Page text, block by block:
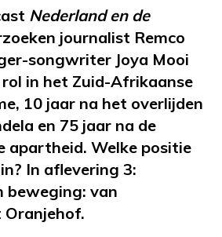
Nederland en de
journalist Remco
songwriter Joya Mooi
rol in het Zuid-Afrikaanse
10 jaar na het overlijden
en 75 jaar na de
apartheid. Welke positie
In aflevering 3:
beweging: van